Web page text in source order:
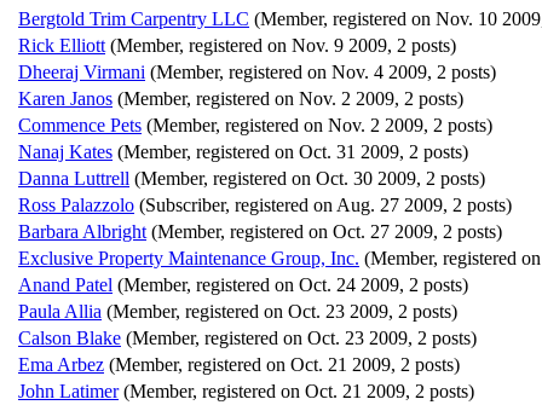
Bergtold Trim Carpentry LLC (Member, registered on Nov. 10
Rick Elliott (Member, registered on Nov. 9 2009, 2 posts)
Dheeraj Virmani (Member, registered on Nov. 4 2009, 2 posts)
Karen Janos (Member, registered on Nov. 2 2009, 2 posts)
Commence Pets (Member, registered on Nov. 2 2009, 2 posts)
Nanaj Kates (Member, registered on Oct. 31 2009, 2 posts)
Danna Luttrell (Member, registered on Oct. 30 2009, 2 posts)
Ross Palazzolo (Subscriber, registered on Aug. 27 2009, 2 posts)
Barbara Albright (Member, registered on Oct. 27 2009, 2 posts)
Exclusive Property Maintenance Group, Inc. (Member, registered
Anand Patel (Member, registered on Oct. 24 2009, 2 posts)
Paula Allia (Member, registered on Oct. 23 2009, 2 posts)
Calson Blake (Member, registered on Oct. 23 2009, 2 posts)
Ema Arbez (Member, registered on Oct. 21 2009, 2 posts)
John Latimer (Member, registered on Oct. 21 2009, 2 posts)